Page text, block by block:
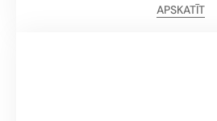
APSKATĪT